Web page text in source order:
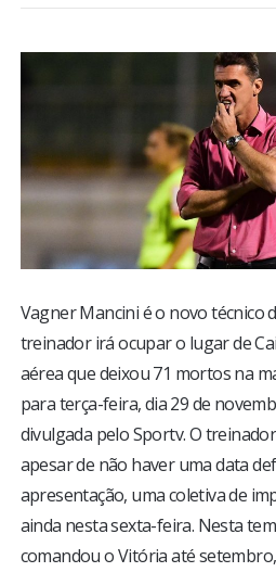
BRASIL
ENTRETENIMENTO
ENQUETE
TV LPB
FOTOS
COLUNISTAS
Vagner Mancini é o novo técnico
treinador irá ocupar o lugar de
aérea que deixou 71 mortos na
para terça-feira, dia 29 de
divulgada pelo Sportv. O
apesar de não haver uma data
apresentação, uma coletiva de
ainda nesta sexta-feira. Nesta
comandou o Vitória até